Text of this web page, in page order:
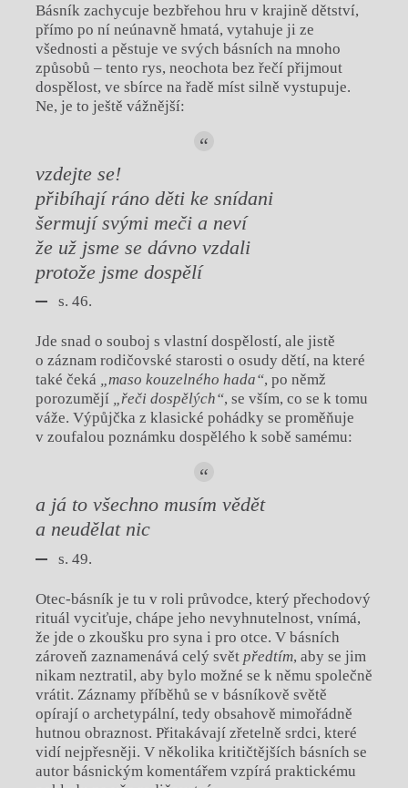
Básník zachycuje bezbřehou hru v krajině dětství,
přímo po ní neúnavně hmatá, vytahuje ji ze
všednosti a pěstuje ve svých básních na mnoho
způsobů – tento rys, neochota bez řečí přijmout
dospělost, ve sbírce na řadě míst silně vystupuje.
Ne, je to ještě vážnější:
vzdejte se!
přibíhají ráno děti ke snídani
šermují svými meči a neví
že už jsme se dávno vzdali
protože jsme dospělí
s. 46.
Jde snad o souboj s vlastní dospělostí, ale jistě
o záznam rodičovské starosti o osudy dětí, na které
také čeká „maso kouzelného hada“, po němž
porozumějí „řeči dospělých“, se vším, co se k tomu
váže. Výpůjčka z klasické pohádky se proměňuje
v zoufalou poznámku dospělého k sobě samému:
a já to všechno musím vědět
a neudělat nic
s. 49.
Otec-básník je tu v roli průvodce, který přechodový
rituál vyciťuje, chápe jeho nevyhnutelnost, vnímá,
že jde o zkoušku pro syna i pro otce. V básních
zároveň zaznamenává celý svět předtím, aby se jim
nikam neztratil, aby bylo možné se k němu společně
vrátit. Záznamy příběhů se v básníkově světě
opírají o archetypální, tedy obsahově mimořádně
hutnou obraznost. Přitakávají zřetelně srdci, které
vidí nejpřesněji. V několika kritičtějších básních se
autor básnickým komentářem vzpírá praktickému